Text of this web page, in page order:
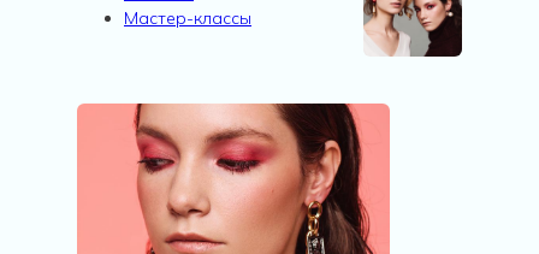
Мастер-классы